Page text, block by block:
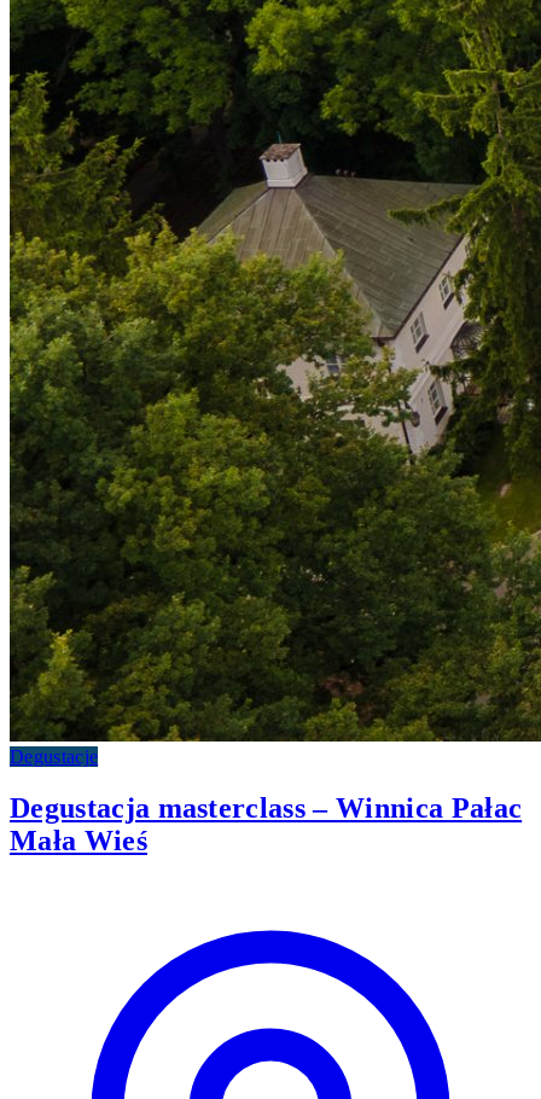
Degustacje
Degustacja masterclass – Winnica Pałac
Mała Wieś